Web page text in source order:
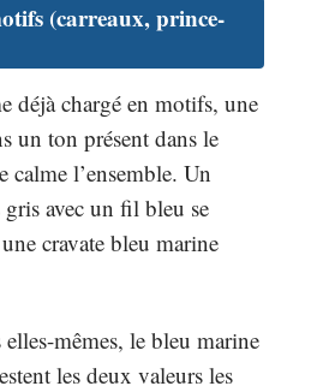
(carreaux, prince-
déjà chargé en motifs, une
un ton présent dans le
calme l’ensemble. Un
avec un fil bleu se
cravate bleu marine
mêmes, le bleu marine
les deux valeurs les